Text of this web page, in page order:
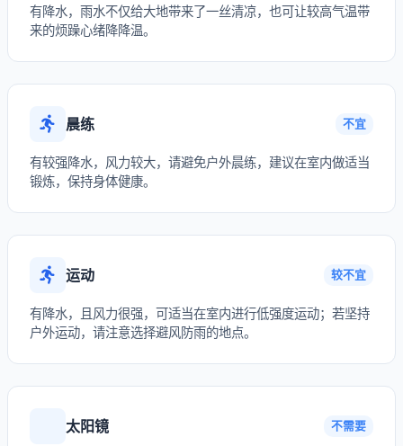
有降水，雨水不仅给大地带来了一丝清凉，也可让较高气温带
来的烦躁心绪降降温。
晨练 不宜
有较强降水，风力较大，请避免户外晨练，建议在室内做适当
锻炼，保持身体健康。
运动 较不宜
有降水，且风力很强，可适当在室内进行低强度运动；若坚持
户外运动，请注意选择避风防雨的地点。
太阳镜 不需要